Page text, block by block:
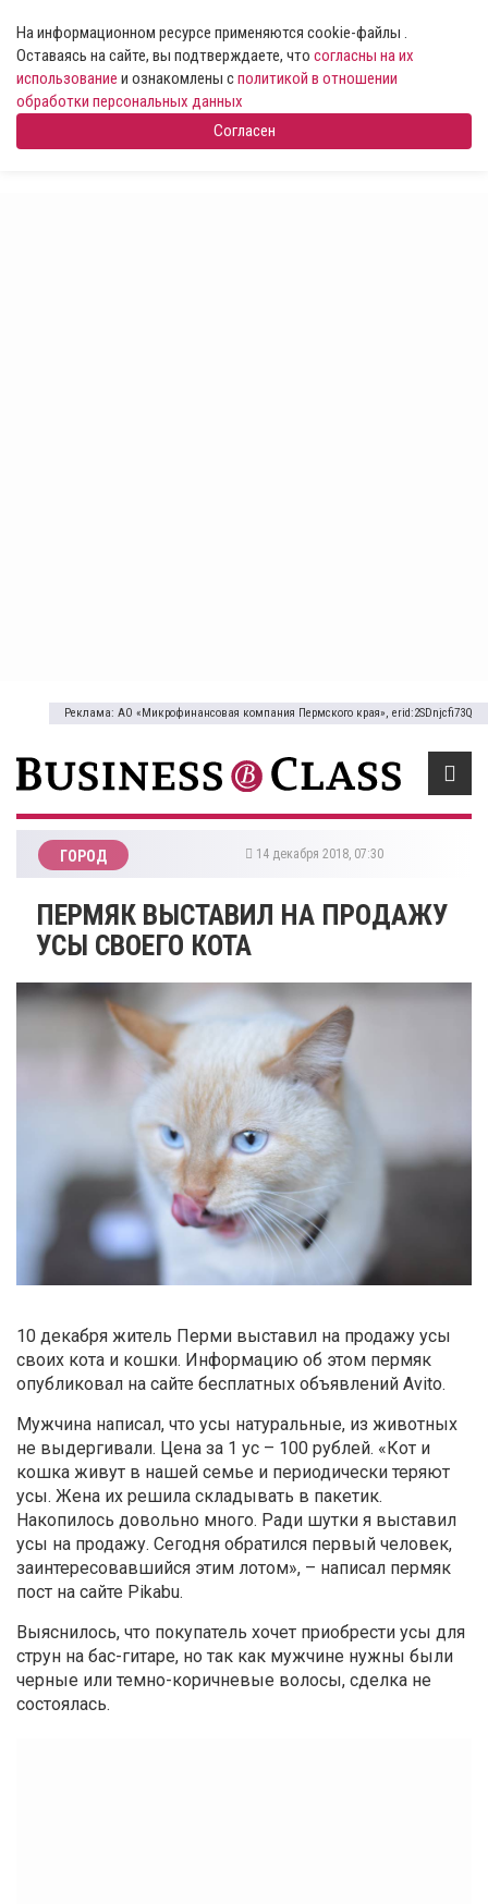
На информационном ресурсе применяются cookie-файлы .
Оставаясь на сайте, вы подтверждаете, что согласны на их
использование и ознакомлены сполитикой в отношении
обработки персональных данных
Согласен
Реклама: АО «Микрофинансовая компания Пермского края», erid:2SDnjcfi73Q
ГОРОД 14 декабря 2018, 07:30
​ПЕРМЯК ВЫСТАВИЛ НА ПРОДАЖУ
УСЫ СВОЕГО КОТА
10 декабря житель Перми выставил на продажу усы
своих кота и кошки. Информацию об этом пермяк
опубликовал на сайте бесплатных объявлений Avito.
Мужчина написал, что усы натуральные, из животных
не выдергивали. Цена за 1 ус – 100 рублей. «Кот и
кошка живут в нашей семье и периодически теряют
усы. Жена их решила складывать в пакетик.
Накопилось довольно много. Ради шутки я выставил
усы на продажу. Сегодня обратился первый человек,
заинтересовавшийся этим лотом», – написал пермяк
пост на сайте Pikabu.
Выяснилось, что покупатель хочет приобрести усы для
струн на бас-гитаре, но так как мужчине нужны были
черные или темно-коричневые волосы, сделка не
состоялась.